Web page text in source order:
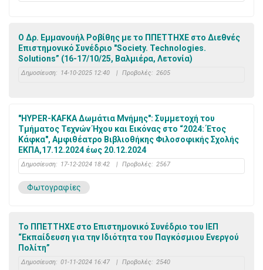
Ο Δρ. Εμμανουήλ Ροβίθης με το ΠΠΕΤΤΗΧΕ στο Διεθνές
Επιστημονικό Συνέδριο "Society. Technologies.
Solutions” (16-17/10/25, Βαλμιέρα, Λετονία)
Δημοσίευση: 14-10-2025 12:40 | Προβολές: 2605
"HYPER-KAFKA Δωμάτια Μνήμης": Συμμετοχή του
Τμήματος Τεχνών Ήχου και Εικόνας στο “2024: Έτος
Κάφκα", Αμφιθέατρο Βιβλιοθήκης Φιλοσοφικής Σχολής
ΕΚΠΑ,17.12.2024 έως 20.12.2024
Δημοσίευση: 17-12-2024 18:42 | Προβολές: 2567
Φωτογραφίες
To ΠΠΕΤΤΗΧΕ στο Επιστημονικό Συνέδριο του ΙΕΠ
“Εκπαίδευση για την Ιδιότητα του Παγκόσμιου Ενεργού
Πολίτη”
Δημοσίευση: 01-11-2024 16:47 | Προβολές: 2540